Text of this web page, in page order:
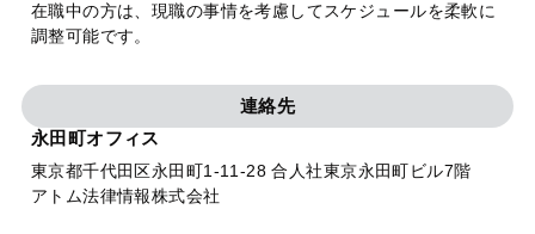
在職中の方は、現職の事情を考慮してスケジュールを柔軟に
調整可能です。
連絡先
永田町オフィス
東京都千代田区永田町1-11-28 合人社東京永田町ビル7階
アトム法律情報株式会社